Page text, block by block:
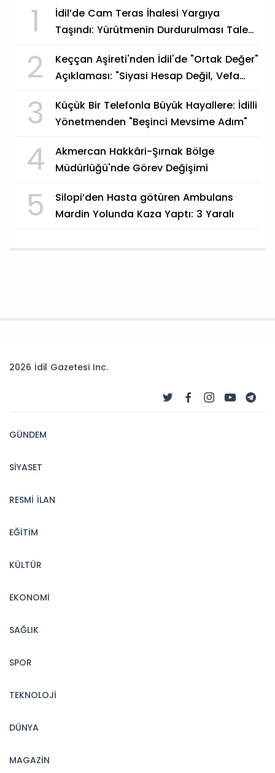
1
İdil’de Cam Teras İhalesi Yargıya
Taşındı: Yürütmenin Durdurulması Talep
2
Keççan Aşireti'nden İdil'de "Ortak Değer"
Açıklaması: "Siyasi Hesap Değil, Vefa
3
Küçük Bir Telefonla Büyük Hayallere: İdilli
Yönetmenden "Beşinci Mevsime Adım"
4
Akmercan Hakkâri-Şırnak Bölge
Müdürlüğü'nde Görev Değişimi
5
Silopi’den Hasta götüren Ambulans
Mardin Yolunda Kaza Yaptı: 3 Yaralı
2026 İdil Gazetesi Inc.
GÜNDEM
SİYASET
RESMİ İLAN
EĞİTİM
KÜLTÜR
EKONOMİ
SAĞLIK
SPOR
TEKNOLOJİ
DÜNYA
MAGAZİN